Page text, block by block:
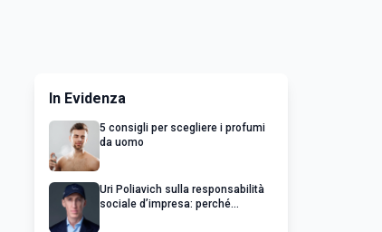
In Evidenza
5 consigli per scegliere i profumi
da uomo
Uri Poliavich sulla responsabilità
sociale d’impresa: perché